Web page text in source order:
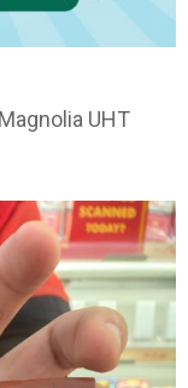
UHT